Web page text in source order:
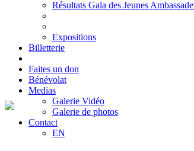
Résultats Gala des Jeunes
Expositions
Billetterie
Faites un don
Bénévolat
Medias
Galerie Vidéo
Galerie de photos
Contact
EN